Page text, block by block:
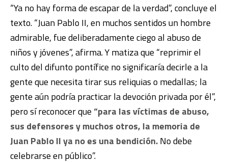
“Ya no hay forma de escapar de la verdad”, concluye el
texto. “Juan Pablo II, en muchos sentidos un hombre
admirable, fue deliberadamente ciego al abuso de
niños y jóvenes”, afirma. Y matiza que “reprimir el
culto del difunto pontífice no significaría decirle a la
gente que necesita tirar sus reliquias o medallas; la
gente aún podría practicar la devoción privada por él”,
pero sí reconocer que“para las víctimas de abuso,
sus defensores y muchos otros, la memoria de
Juan Pablo II ya no es una bendición.No debe
celebrarse en público”.